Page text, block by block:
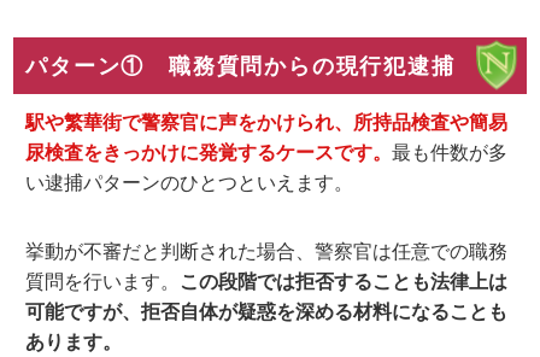
パターン① 職務質問からの現行犯逮捕
駅や繁華街で警察官に声をかけられ、所持品検査や簡易
尿検査をきっかけに発覚するケースです。最も件数が多
い逮捕パターンのひとつといえます。
挙動が不審だと判断された場合、警察官は任意での職務
質問を行います。 この段階では拒否することも法律上は
可能ですが、拒否自体が疑惑を深める材料になることも
あります。